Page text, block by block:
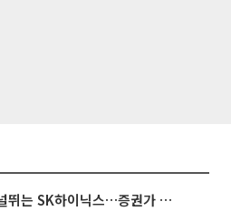
'불안과 기대 사이' 널뛰는 SK하이닉스…증권가 "HBM4·LTA 기반 펀터멘털 견고"